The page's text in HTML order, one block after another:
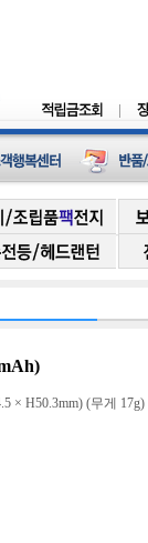
× H50.3mm) (무게 17g)